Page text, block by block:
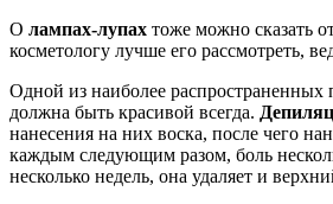
О лампах-лупах тоже можно сказать
косметологу лучше его рассмотреть,
Одной из наиболее
должна быть красивой всегда.
нанесения на них воска, после чего
каждым следующим разом, боль
несколько недель, она удаляет и